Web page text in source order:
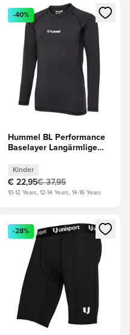
oder Registrieren als
Öffnet ein Fenster zum
-40%
Hummel BL Performance
Baselayer Langärmlige
Kinder
Kinder
€ 22,95€ 37,95
10-12 Years, 12-14 Years, 14-16 Years
oder Registrieren als
Öffnet ein Fenster zum
-28%